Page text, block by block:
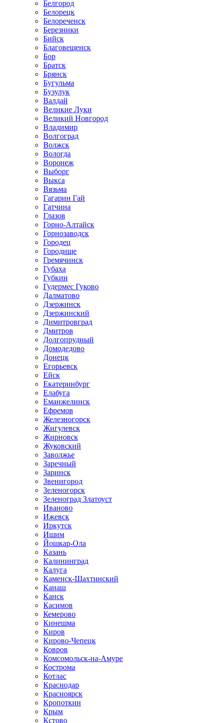
Белгород
Белорецк
Белореченск
Березники
Бийск
Благовещенск
Бор
Братск
Брянск
Бугульма
Бузулук
Валдай
Великие Луки
Великий Новгород
Владимир
Волгоград
Волжск
Вологда
Воронеж
Выборг
Выкса
Вязьма
Гагарин Гай
Гатчина
Глазов
Горно-Алтайск
Горнозаводск
Городец
Городище
Гремячинск
Губаха
Губкин
Гудермес Гуково
Далматово
Дзержинск
Дзержинский
Димитровград
Дмитров
Долгопрудный
Домодедово
Донецк
Егорьевск
Ейск
Екатеринбург
Елабуга
Еманжелинск
Ефремов
Железногорск
Жигулевск
Жирновск
Жуковский
Заволжье
Заречный
Заринск
Звенигород
Зеленогорск
Зеленоград Златоуст
Иваново
Ижевск
Иркутск
Ишим
Йошкар-Ола
Казань
Калининград
Калуга
Каменск-Шахтинский
Канаш
Канск
Касимов
Кемерово
Кинешма
Киров
Кирово-Чепецк
Ковров
Комсомольск-на-Амуре
Кострома
Котлас
Краснодар
Красноярск
Кропоткин
Крым
Кстово